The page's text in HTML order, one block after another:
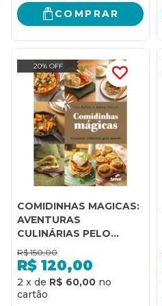
COMPRAR
20% OFF
COMIDINHAS MAGICAS:
AVENTURAS
CULINÁRIAS PELO
MUNDO
R$ 150,00
R$ 120,00
2 x de R$ 60,00